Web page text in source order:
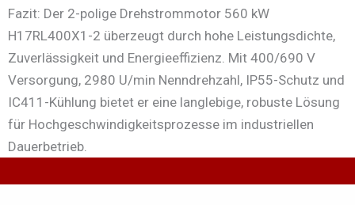
Fazit: Der 2-polige Drehstrommotor 560 kW
H17RL400X1-2 überzeugt durch hohe Leistungsdichte,
Zuverlässigkeit und Energieeffizienz. Mit 400/690 V
Versorgung, 2980 U/min Nenndrehzahl, IP55-Schutz und
IC411-Kühlung bietet er eine langlebige, robuste Lösung
für Hochgeschwindigkeitsprozesse im industriellen
Dauerbetrieb.